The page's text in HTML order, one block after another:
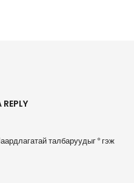
REPLY
талбаруудыг*гэж